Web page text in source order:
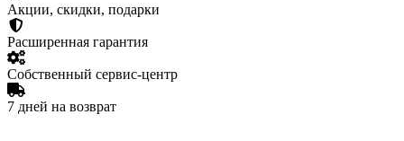
Акции, скидки, подарки
Расширенная гарантия
Собственный сервис-центр
7 дней на возврат